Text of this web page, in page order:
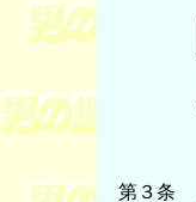
第３条